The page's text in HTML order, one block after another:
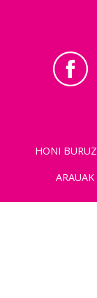
HONI BURUZ
ARAUAK